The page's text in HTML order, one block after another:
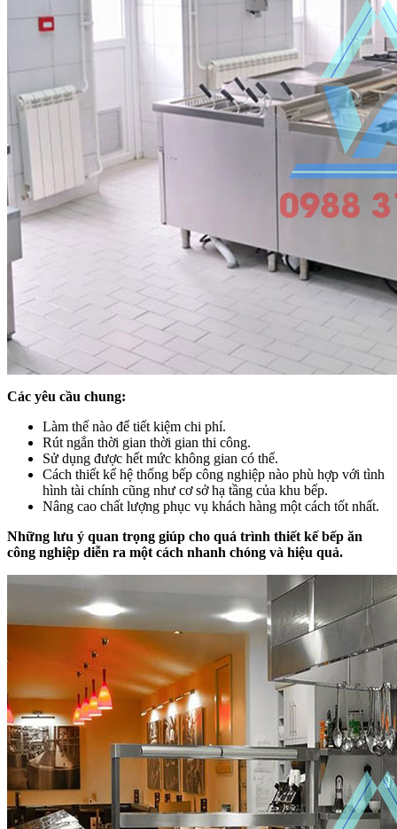
Các yêu cầu chung:
Làm thế nào để tiết kiệm chi phí.
Rút ngắn thời gian thời gian thi công.
Sử dụng được hết mức không gian có thể.
Cách thiết kế hệ thống bếp công nghiệp nào phù hợp với tình
hình tài chính cũng như cơ sở hạ tầng của khu bếp.
Nâng cao chất lượng phục vụ khách hàng một cách tốt nhất.
Những lưu ý quan trọng giúp cho quá trình thiết kế bếp ăn
công nghiệp diễn ra một cách nhanh chóng và hiệu quả.